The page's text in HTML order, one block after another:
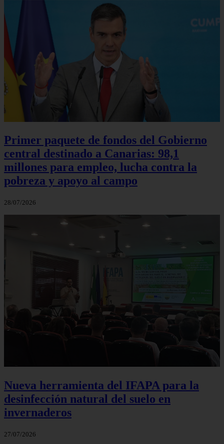
Primer paquete de fondos del Gobierno
central destinado a Canarias: 98,1
millones para empleo, lucha contra la
pobreza y apoyo al campo
28/07/2026
Nueva herramienta del IFAPA para la
desinfección natural del suelo en
invernaderos
27/07/2026